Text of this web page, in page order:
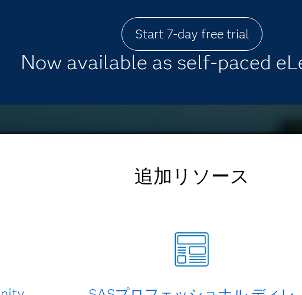
Start 7-day free trial
Now available as self-paced
追加リソース